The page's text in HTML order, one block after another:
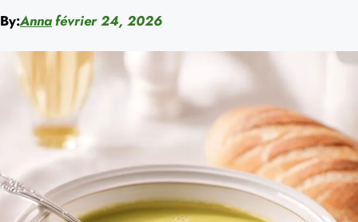
By:Annafévrier 24, 2026